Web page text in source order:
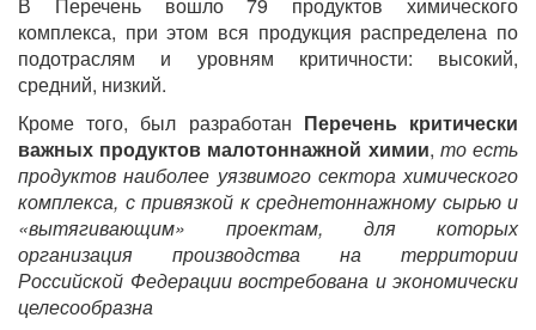
комплекса, при этом вся продукция распределена по
подотраслям и уровням критичности: высокий,
средний, низкий.
Кроме того, был разработан Перечень критически
важных продуктов малотоннажной химии, то есть
продуктов наиболее уязвимого сектора химического
комплекса, с привязкой к среднетоннажному сырью и
«вытягивающим» проектам, для которых
организация производства на территории
Российской Федерации востребована и экономически
целесообразна